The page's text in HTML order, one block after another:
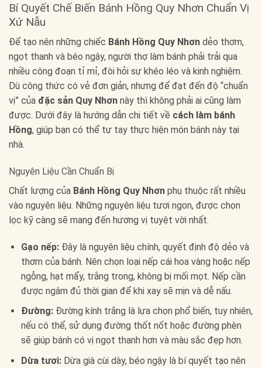
Bí Quyết Chế Biến Bánh Hồng Quy Nhơn Chuẩn Vị
Xứ Nẫu
Để tạo nên những chiếc Bánh Hồng Quy Nhơn dẻo thơm,
ngọt thanh và béo ngậy, người thợ làm bánh phải trải qua
nhiều công đoạn tỉ mỉ, đòi hỏi sự khéo léo và kinh nghiệm.
Dù công thức có vẻ đơn giản, nhưng để đạt đến độ “chuẩn
vị” của đặc sản Quy Nhơn này thì không phải ai cũng làm
được. Dưới đây là hướng dẫn chi tiết về cách làm bánh
Hồng, giúp bạn có thể tự tay thực hiện món bánh này tại
nhà.
Nguyên Liệu Cần Chuẩn Bị
Chất lượng của Bánh Hồng Quy Nhơn phụ thuộc rất nhiều
vào nguyên liệu. Những nguyên liệu tươi ngon, được chọn
lọc kỹ càng sẽ mang đến hương vị tuyệt vời nhất.
Gạo nếp:Đây là nguyên liệu chính, quyết định độ dẻo và
thơm của bánh. Nên chọn loại nếp cái hoa vàng hoặc nếp
ngỗng, hạt mẩy, trắng trong, không bị mối mọt. Nếp cần
được ngâm đủ thời gian để khi xay sẽ mịn và dễ nấu.
Đường:Đường kính trắng là lựa chọn phổ biến, tuy nhiên,
nếu có thể, sử dụng đường thốt nốt hoặc đường phèn
sẽ giúp bánh có vị ngọt thanh hơn và màu sắc đẹp hơn.
Dừa tươi:Dừa già cùi dày, béo ngậy là bí quyết tạo nên